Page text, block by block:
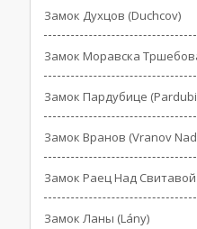
Замок Духцов (Duchcov)
Замок Моравска
Замок Пардубице
Замок Вранов (Vranov
Замок Раец Над Свитавой
Замок Ланы (Lány)